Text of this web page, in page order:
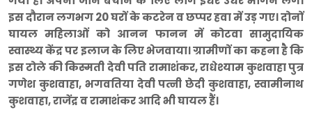
इस दौरान लगभग 20 घरों के कटरेन व छप्पर हवा में उड़ गए। दोनों
घायल महिलाओं को आनन फानन में कोटवा सामुदायिक
स्वास्थ्य केंद्र पर इलाज के लिए भेजवाया। ग्रामीणों का कहना है कि
इस टोले की किस्मती देवी पति रामाशंकर, राधेश्याम कुशवाहा पुत्र
गणेश कुशवाहा, भगवतिया देवी पत्नी छेदी कुशवाहा, स्वामीनाथ
कुशवाहा, राजेंद्र व रामाशंकर आदि भी घायल हैं।